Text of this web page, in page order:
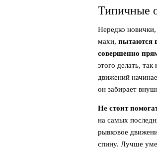
Типичные
Нередко
махи, пытаются
совершенно
этого делать, так
движений
он забирает
Не стоит
на самых
рывковое
спину. Лучше